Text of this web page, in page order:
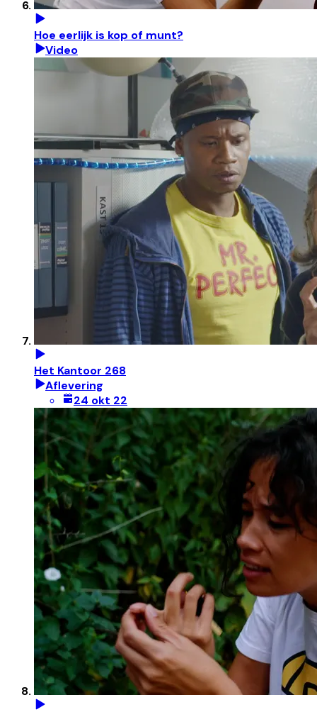
Hoe eerlijk is kop of munt?
Video
Het Kantoor 268
Aflevering
24 okt 22